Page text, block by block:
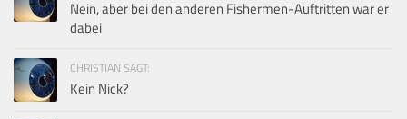
Nein, aber bei den anderen Fishermen-Auftritten war er
dabei
CHRISTIAN SAGT:
Kein Nick?